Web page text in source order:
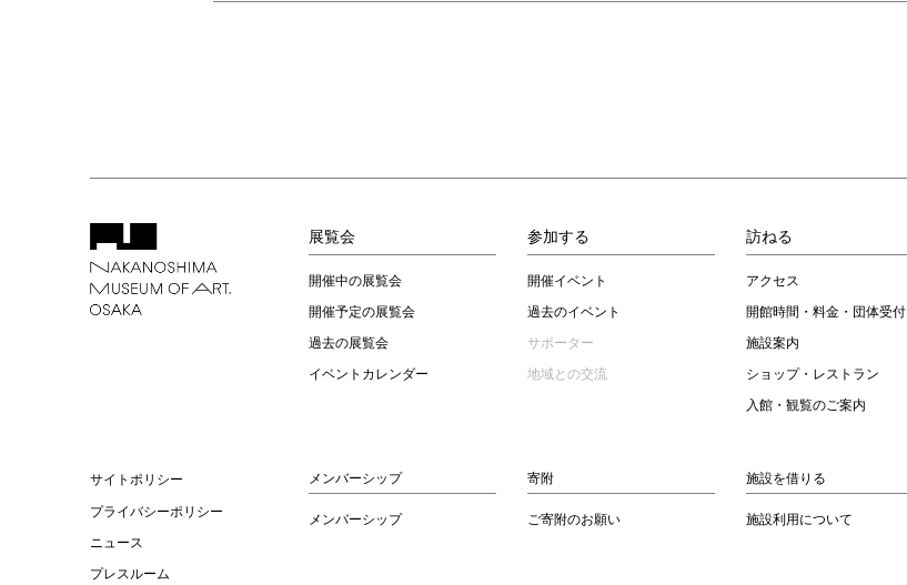
展覧会
開催中の展覧会
開催予定の展覧会
過去の展覧会
イベントカレンダー
参加する
開催イベント
過去のイベント
サポーター
地域との交流
訪ねる
アクセス
開館時間・料金・団体受付
施設案内
ショップ・レストラン
入館・観覧のご案内
サイトポリシー
プライバシーポリシー
ニュース
プレスルーム
メンバーシップ
メンバーシップ
寄附
ご寄附のお願い
施設を借りる
施設利用について